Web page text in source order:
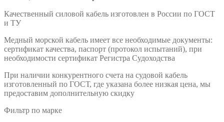
Качественный силовой кабель изготовлен в России по ГОСТ
и ТУ
Медный морской кабель имеет все необходимые документы:
сертификат качества, паспорт (протокол испытаний), при
необходимости сертификат Регистра Судоходства
При наличии конкурентного счета на судовой кабель
изготовленный по ГОСТ, где указана более низкая цена, мы
предоставим дополнительную скидку
Фильтр по марке